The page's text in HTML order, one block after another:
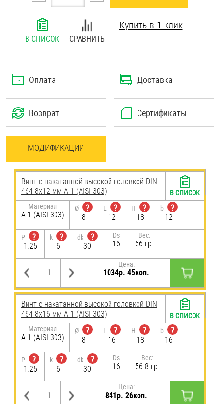
В СПИСОК СРАВНИТЬ
Купить в 1 клик
Оплата Доставка
Возврат Сертификаты
МОДИФИКАЦИИ
Винт с накатанной высокой головкой DIN
464 8х12 мм А 1 (AISI 303)
Материал
А 1 (AISI 303)
Ø
?
8
L
?
12
H
?
18
b
?
12
P
?
1.25
k
?
6
dk
?
30
Ds
16
Вес:
56 гр.
Цена:
1034р. 45коп.
В СПИСОК
Винт с накатанной высокой головкой DIN
464 8х16 мм А 1 (AISI 303)
Материал
А 1 (AISI 303)
Ø
?
8
L
?
16
H
?
18
b
?
16
P
?
1.25
k
?
6
dk
?
30
Ds
16
Вес:
56.8 гр.
Цена:
841р. 26коп.
В СПИСОК